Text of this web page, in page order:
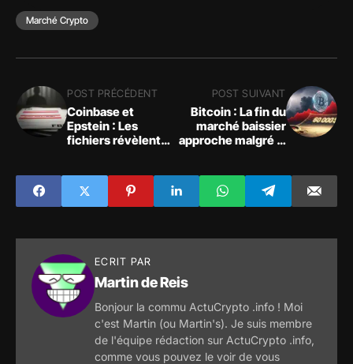
Marché Crypto
POST PRÉCÉDENT
Coinbase et
Epstein : Les
fichiers révèlent
POST SUIVANT
Bitcoin : La fin du
marché baissier
approche malgré la
ECRIT PAR
Martin de Reis
Bonjour la commu ActuCrypto .info ! Moi
c'est Martin (ou Martin's). Je suis membre
de l'équipe rédaction sur ActuCrypto .info,
comme vous pouvez le voir de vous